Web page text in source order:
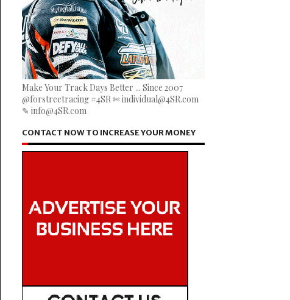
Make Your Track Days Better ... Since 2007
@forstreetracing #4SR ✄ individual@4SR.com
✎ info@4SR.com
CONTACT NOW TO INCREASE YOUR MONEY